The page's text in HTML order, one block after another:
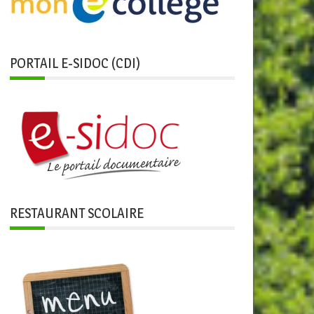
PORTAIL E-SIDOC (CDI)
RESTAURANT SCOLAIRE